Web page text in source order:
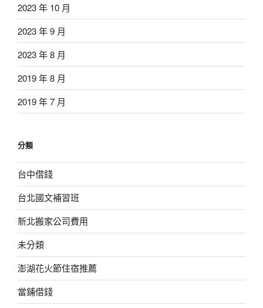
2023 年 10 月
2023 年 9 月
2023 年 8 月
2019 年 8 月
2019 年 7 月
分類
台中借錢
台北國文補習班
新北搬家公司費用
未分類
澎湖花火節住宿推薦
當鋪借錢